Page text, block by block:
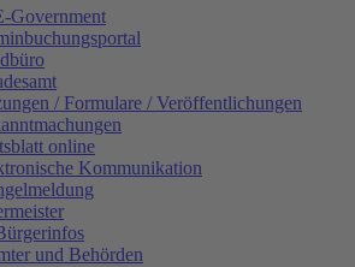
Government
/ Formulare / Veröffentlichungen
online
Kommunikation
und Behörden